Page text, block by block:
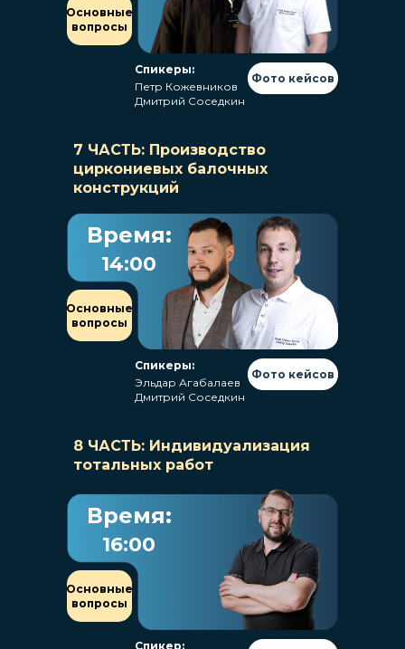
Спикеры:
Петр Кожевников
Дмитрий Соседкин
Фото кейсов
Основные
вопросы
Спикеры:
Эльдар Агабалаев
Дмитрий Соседкин
7 ЧАСТЬ: Производство
циркониевых балочных
конструкций
14:00
Время:
Фото кейсов
Основные
вопросы
Спикер:
8 ЧАСТЬ: Индивидуализация
тотальных работ
16:00
Время:
Основные
вопросы